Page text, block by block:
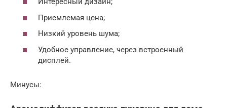
Приемлемая цена;
Низкий уровень шума;
Удобное управление, через встроенный
дисплей.
Минусы: